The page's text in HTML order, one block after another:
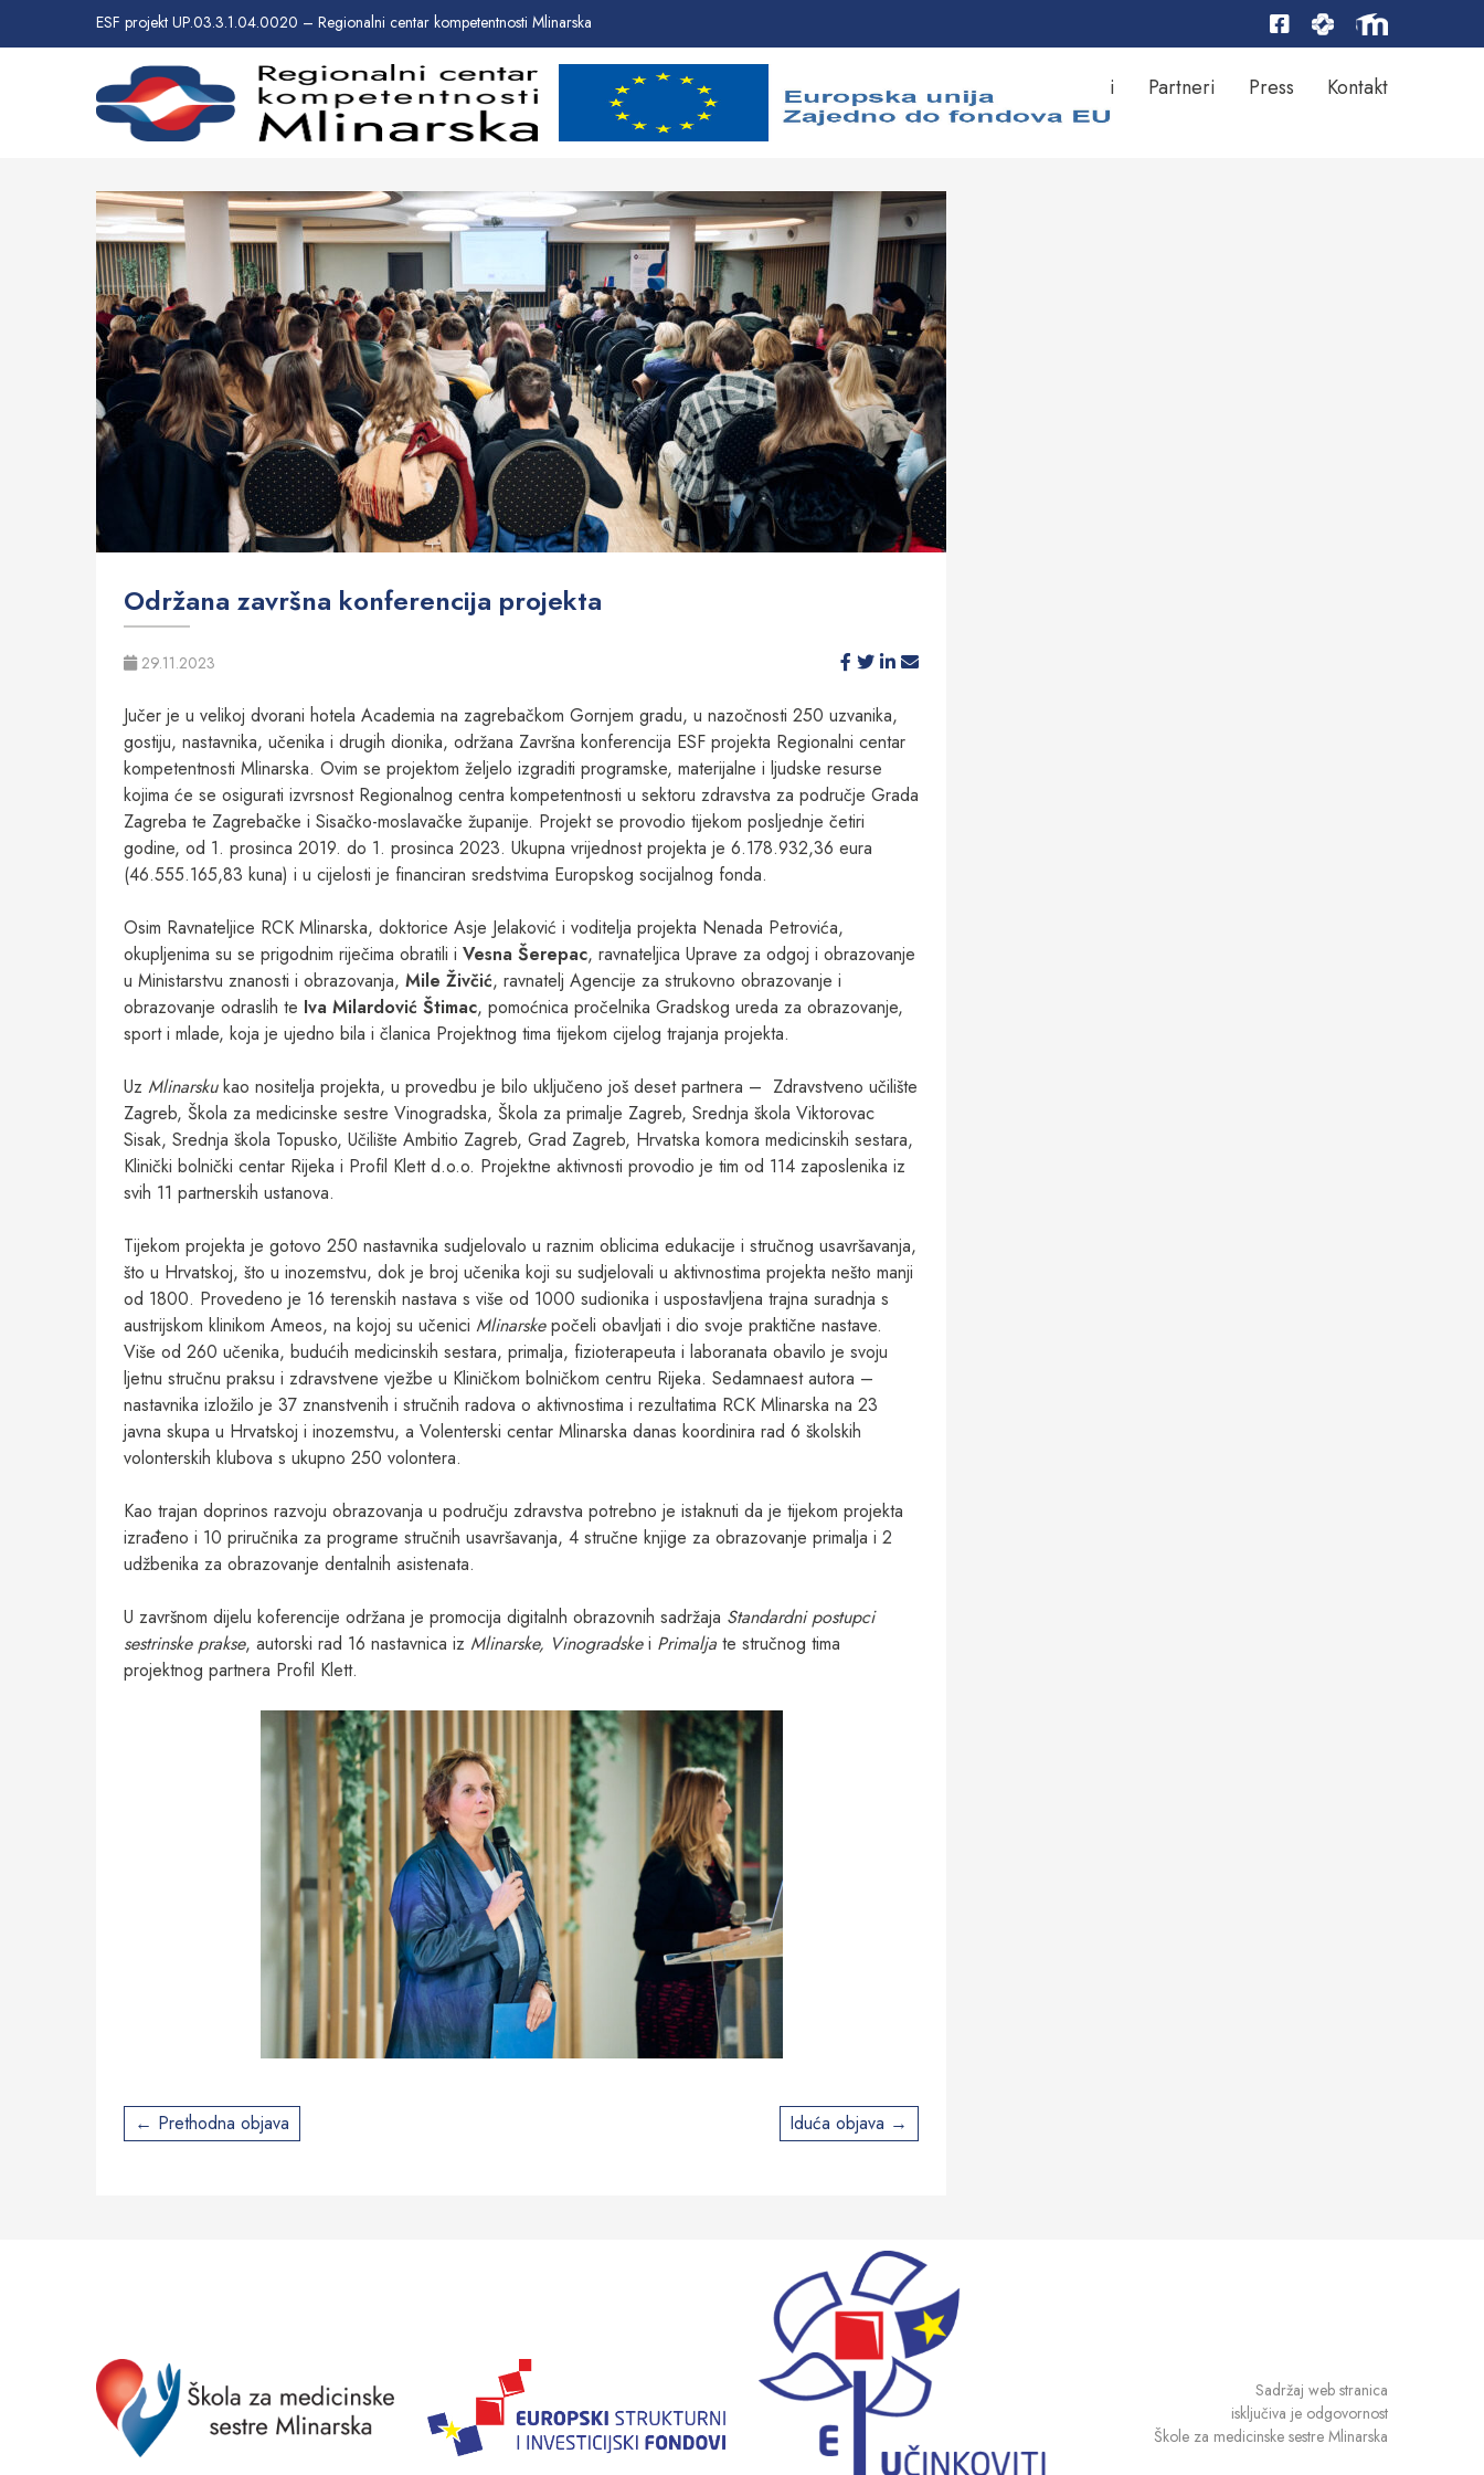
ESF projekt UP.03.3.1.04.0020 – Regionalni centar kompetentnosti Mlinarska
Početna Novosti
O
projektu
Rezultati Partneri Press Kontakt
Održana završna konferencija projekta
29.11.2023
Jučer je u velikoj dvorani hotela Academia na zagrebačkom Gornjem gradu, u nazočnosti 250 uzvanika,
gostiju, nastavnika, učenika i drugih dionika, održana Završna konferencija ESF projekta Regionalni centar
kompetentnosti Mlinarska. Ovim se projektom željelo izgraditi programske, materijalne i ljudske resurse
kojima će se osigurati izvrsnost Regionalnog centra kompetentnosti u sektoru zdravstva za područje Grada
Zagreba te Zagrebačke i Sisačko-moslavačke županije. Projekt se provodio tijekom posljednje četiri
godine, od 1. prosinca 2019. do 1. prosinca 2023. Ukupna vrijednost projekta je 6.178.932,36 eura
(46.555.165,83 kuna) i u cijelosti je financiran sredstvima Europskog socijalnog fonda.
Osim Ravnateljice RCK Mlinarska, doktorice Asje Jelaković i voditelja projekta Nenada Petrovića,
okupljenima su se prigodnim riječima obratili i Vesna Šerepac, ravnateljica Uprave za odgoj i obrazovanje
u Ministarstvu znanosti i obrazovanja, Mile Živčić, ravnatelj Agencije za strukovno obrazovanje i
obrazovanje odraslih te Iva Milardović Štimac, pomoćnica pročelnika Gradskog ureda za obrazovanje,
sport i mlade, koja je ujedno bila i članica Projektnog tima tijekom cijelog trajanja projekta.
Uz Mlinarskukao nositelja projekta, u provedbu je bilo uključeno još deset partnera – Zdravstveno učilište
Zagreb, Škola za medicinske sestre Vinogradska, Škola za primalje Zagreb, Srednja škola Viktorovac
Sisak, Srednja škola Topusko, Učilište Ambitio Zagreb, Grad Zagreb, Hrvatska komora medicinskih sestara,
Klinički bolnički centar Rijeka i Profil Klett d.o.o. Projektne aktivnosti provodio je tim od 114 zaposlenika iz
svih 11 partnerskih ustanova.
Tijekom projekta je gotovo 250 nastavnika sudjelovalo u raznim oblicima edukacije i stručnog usavršavanja,
što u Hrvatskoj, što u inozemstvu, dok je broj učenika koji su sudjelovali u aktivnostima projekta nešto manji
od 1800. Provedeno je 16 terenskih nastava s više od 1000 sudionika i uspostavljena trajna suradnja s
austrijskom klinikom Ameos, na kojoj su učenici Mlinarskepočeli obavljati i dio svoje praktične nastave.
Više od 260 učenika, budućih medicinskih sestara, primalja, fizioterapeuta i laboranata obavilo je svoju
ljetnu stručnu praksu i zdravstvene vježbe u Kliničkom bolničkom centru Rijeka. Sedamnaest autora –
nastavnika izložilo je 37 znanstvenih i stručnih radova o aktivnostima i rezultatima RCK Mlinarska na 23
javna skupa u Hrvatskoj i inozemstvu, a Volenterski centar Mlinarska danas koordinira rad 6 školskih
volonterskih klubova s ukupno 250 volontera.
Kao trajan doprinos razvoju obrazovanja u području zdravstva potrebno je istaknuti da je tijekom projekta
izrađeno i 10 priručnika za programe stručnih usavršavanja, 4 stručne knjige za obrazovanje primalja i 2
udžbenika za obrazovanje dentalnih asistenata.
U završnom dijelu koferencije održana je promocija digitalnh obrazovnih sadržaja Standardni postupci
sestrinske prakse, autorski rad 16 nastavnica iz Mlinarske, Vinogradskei Primalja te stručnog tima
projektnog partnera Profil Klett.
Post
navigation
Prethodna objava Iduća objava
Sadržaj web stranica
isključiva je odgovornost
Škole za medicinske sestre Mlinarska